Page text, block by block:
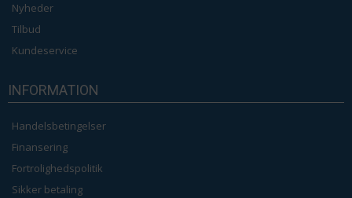
Nyheder
Tilbud
Kundeservice
INFORMATION
Handelsbetingelser
Finansering
Fortrolighedspolitik
Sikker betaling